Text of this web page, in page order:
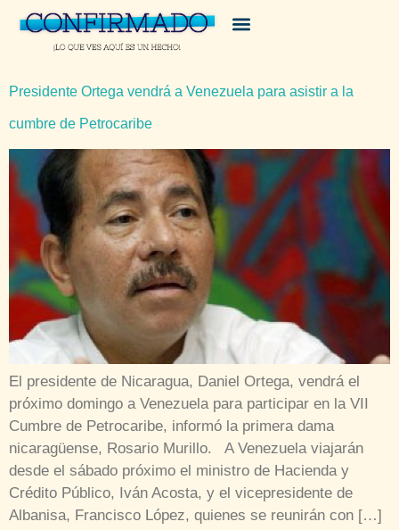
Presidente Ortega vendrá a Venezuela para asistir a la
cumbre de Petrocaribe
El presidente de Nicaragua, Daniel Ortega, vendrá el
próximo domingo a Venezuela para participar en la VII
Cumbre de Petrocaribe, informó la primera dama
nicaragüense, Rosario Murillo. A Venezuela viajarán
desde el sábado próximo el ministro de Hacienda y
Crédito Público, Iván Acosta, y el vicepresidente de
Albanisa, Francisco López, quienes se reunirán con […]